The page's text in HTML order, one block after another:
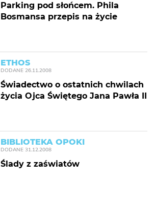
Parking pod słońcem. Phila
Bosmansa przepis na życie
ETHOS
DODANE 26.11.2008
Świadectwo o ostatnich chwilach
życia Ojca Świętego Jana Pawła II
BIBLIOTEKA OPOKI
DODANE 31.12.2008
Ślady z zaświatów